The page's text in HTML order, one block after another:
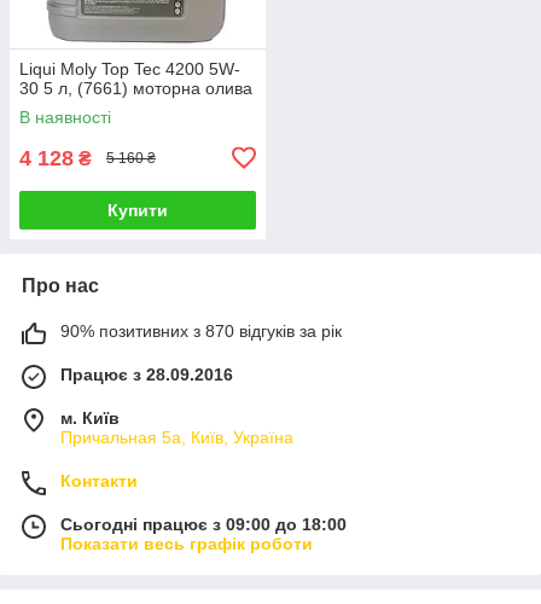
Liqui Moly Top Tec 4200 5W-
30 5 л, (7661) моторна олива
В наявності
4 128 ₴ 5 160 ₴
Купити
Про нас
90% позитивних з 870 відгуків за рік
Працює з 28.09.2016
м. Київ
Причальная 5а, Київ, Україна
Контакти
Сьогодні працює з 09:00 до 18:00
Показати весь графік роботи